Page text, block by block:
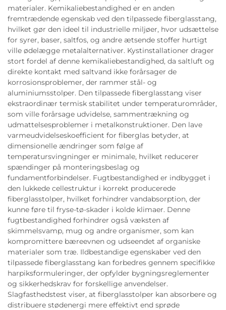
materialer. Kemikaliebestandighed er en anden
fremtrædende egenskab ved den tilpassede fiberglasstang,
hvilket gør den ideel til industrielle miljøer, hvor udsættelse
for syrer, baser, saltfos, og andre ætsende stoffer hurtigt
ville ødelægge metalalternativer. Kystinstallationer drager
stort fordel af denne kemikaliebestandighed, da saltluft og
direkte kontakt med saltvand ikke forårsager de
korrosionsproblemer, der rammer stål- og
aluminiumsstolper. Den tilpassede fiberglasstang viser
ekstraordinær termisk stabilitet under temperaturområder,
som ville forårsage udvidelse, sammentrækning og
udmattelsesproblemer i metalkonstruktioner. Den lave
varmeudvidelseskoefficient for fiberglas betyder, at
dimensionelle ændringer som følge af
temperatursvingninger er minimale, hvilket reducerer
spændinger på monteringsbeslag og
fundamentforbindelser. Fugtbestandighed er indbygget i
den lukkede cellestruktur i korrekt producerede
fiberglasstolper, hvilket forhindrer vandabsorption, der
kunne føre til fryse-tø-skader i kolde klimaer. Denne
fugtbestandighed forhindrer også væksten af
skimmelsvamp, mug og andre organismer, som kan
kompromittere bæreevnen og udseendet af organiske
materialer som træ. Ildbestandige egenskaber ved den
tilpassede fiberglasstang kan forbedres gennem specifikke
harpiksformuleringer, der opfylder bygningsreglementer
og sikkerhedskrav for forskellige anvendelser.
Slagfasthedstest viser, at fiberglasstolper kan absorbere og
distribuere stødenergi mere effektivt end sprøde